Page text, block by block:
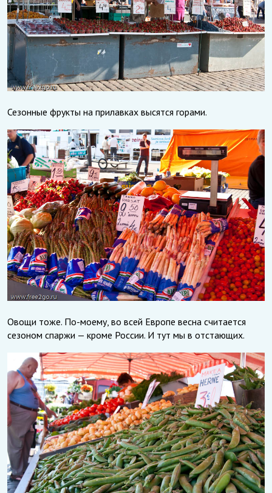
Сезонные фрукты на прилавках высятся горами.
Овощи тоже. По-моему, во всей Европе весна считается
сезоном спаржи — кроме России. И тут мы в отстающих.